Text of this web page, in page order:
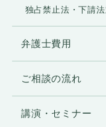
また、開示に
ださい。
本サイトでは
独占禁止法・下請
弁護士費用
ご相談の流れ
講演・セミナー